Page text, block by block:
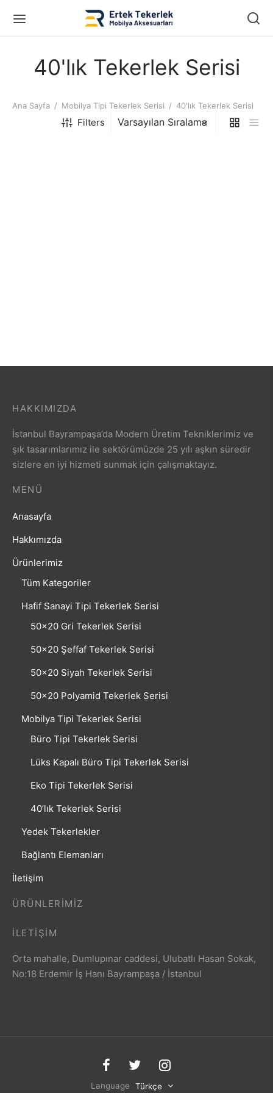
40'lık Tekerlek Serisi
Ana Sayfa / Mobilya Tipi Tekerlek Serisi / 40'lık Tekerlek Serisi
Filters
İLETIŞIM
Orta mahalle, Dumlupınar caddesi, Ulubatlı Hasan Sokak,
No:18 Erdemir İş Hanı Bayrampaşa / İstanbul
MENÜ
Anasayfa
Hakkımızda
Ürünlerimiz
Tüm Kategoriler
Hafif Sanayi Tipi Tekerlek Serisi
50×20 Gri Tekerlek Serisi
50×20 Şeffaf Tekerlek Serisi
50×20 Siyah Tekerlek Serisi
50×20 Polyamid Tekerlek Serisi
Mobilya Tipi Tekerlek Serisi
Büro Tipi Tekerlek Serisi
Lüks Kapalı Büro Tipi Tekerlek Serisi
Eko Tipi Tekerlek Serisi
40’lık Tekerlek Serisi
Yedek Tekerlekler
Bağlantı Elemanları
İletişim
ÜRÜNLERIMIZ
HAKKIMIZDA
İstanbul Bayrampaşa’da Modern Üretim Tekniklerimiz ve
şık tasarımlarımız ile sektörümüzde 25 yılı aşkın süredir
sizlere en iyi hizmeti sunmak için çalışmaktayız.
Language Türkçe